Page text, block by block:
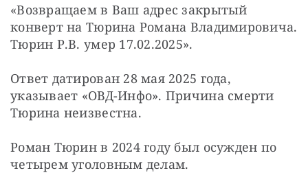
«Возвращаем в Ваш адрес закрытый
конверт на Тюрина Романа Владимировича.
Тюрин Р.В. умер 17.02.2025».
Ответ датирован 28 мая 2025 года,
указывает «ОВД-Инфо». Причина смерти
Тюрина неизвестна.
Роман Тюрин в 2024 году был осужден по
четырем уголовным делам.